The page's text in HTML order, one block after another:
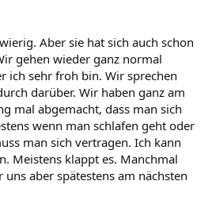
Aber sie hat sich auch schon
gehen wieder ganz normal
ich sehr froh bin. Wir sprechen
darüber. Wir haben ganz am
mal abgemacht, dass man sich
wenn man schlafen geht oder
man sich vertragen. Ich kann
Meistens klappt es. Manchmal
aber spätestens am nächsten